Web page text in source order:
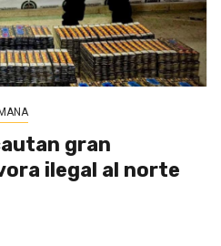
gran
ilegal al norte